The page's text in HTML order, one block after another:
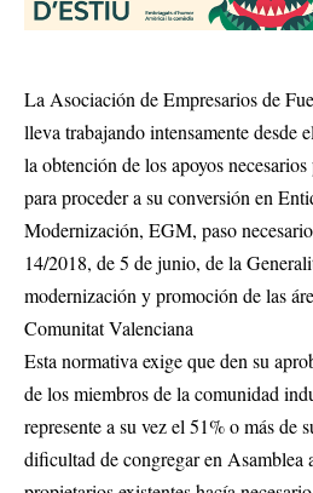
La Asociación de Empresarios de
lleva trabajando intensamente desde
la obtención de los apoyos
para proceder a su conversión en
Modernización, EGM, paso
14/2018, de 5 de junio, de la
modernización y promoción de las
Comunitat Valenciana
Esta normativa exige que den su
de los miembros de la comunidad
represente a su vez el 51% o más de
dificultad de congregar en Asamblea